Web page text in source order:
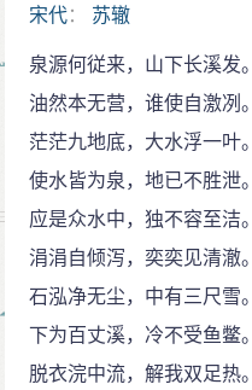
宋代： 苏辙
泉源何従来，山下长溪发。
油然本无营，谁使自激冽。
茫茫九地底，大水浮一叶。
使水皆为泉，地已不胜泄。
应是众水中，独不容至洁。
涓涓自倾泻，奕奕见清澈。
石泓净无尘，中有三尺雪。
下为百丈溪，冷不受鱼鳖。
脱衣浣中流，解我双足热。